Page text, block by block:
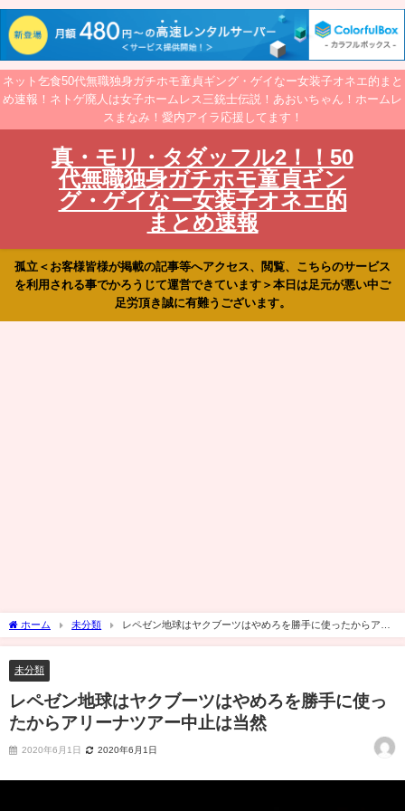
ネット乞食50代無職独身ガチホモ童貞ギング・ゲイなー女装子オネエ的まと
め速報！ネトゲ廃人は女子ホームレス三銃士伝説！あおいちゃん！ホームレ
スまなみ！愛内アイラ応援してます！
真・モリ・タダッフル2！！50
代無職独身ガチホモ童貞ギン
グ・ゲイなー女装子オネエ的
まとめ速報
孤立＜お客様皆様が掲載の記事等へアクセス、閲覧、こちらのサービス
を利用される事でかろうじて運営できています＞本日は足元が悪い中ご
足労頂き誠に有難うございます。
ホーム 未分類
レペゼン地球はヤクブーツはやめろを勝手に使ったからアリ
ーナツアー中止は当然
未分類
レペゼン地球はヤクブーツはやめろを勝手に使っ
たからアリーナツアー中止は当然
2020年6月1日 2020年6月1日